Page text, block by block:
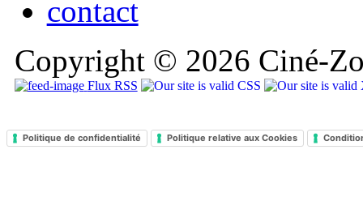
contact
Copyright © 2026 Ciné-
Flux RSS
Politique de confidentialité Politique relative aux Cookies